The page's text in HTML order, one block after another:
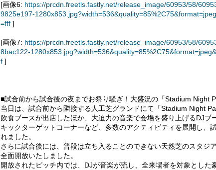
[画像6: https://prcdn.freetls.fastly.net/release_image/60953/58/
9825e197-
=fff ]
[画像7: https://prcdn.freetls.fastly.net/release_image/60953/58/
8bac122-
f ]
■試合前から試合後の夜までお祭り騒ぎ！大盛況の「Stadium Night
当日は、試合前から隣接する人工芝グランドにて「Stadium Night
飲食ブースが出店したほか、大迫力の音楽で会場を盛り上げるDJブ
キックターゲットコーナーなど、多数のアクティビティを展開し、
れました。
さらに試合後には、普段は立ち入ることのできない天然芝のスタジ
全面開放いたしました。
開放されたピッチ内では、DJが音楽が流し、全来場者を対象とした